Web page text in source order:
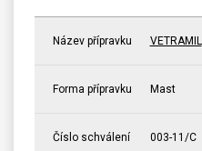
Název přípravku VETRAMIL
Forma přípravku Mast
Číslo schválení 003-11/C